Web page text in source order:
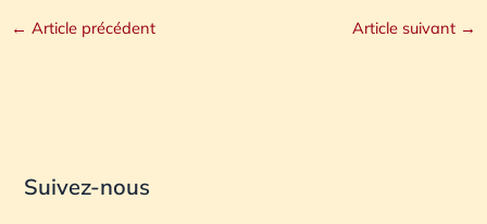
← Article précédent Article suivant →
Suivez-nous